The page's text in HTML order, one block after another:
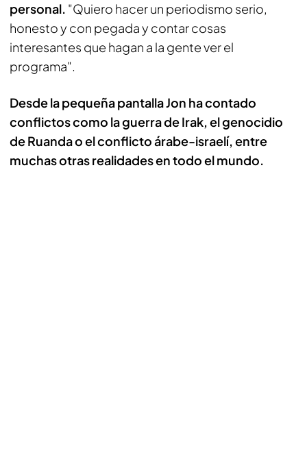
personal. "Quiero hacer un periodismo serio,
honesto y con pegada y contar cosas
interesantes que hagan a la gente ver el
programa".
Desde la pequeña pantalla Jon ha contado
conflictos como la guerra de Irak, el genocidio
de Ruanda o el conflicto árabe-israelí, entre
muchas otras realidades en todo el mundo.